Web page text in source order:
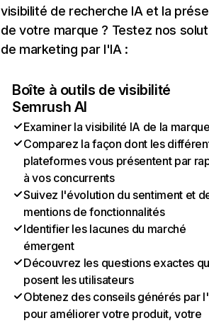
visibilité de recherche IA et la
de votre marque ? Testez nos
de marketing par l'IA :
Boîte à outils de visibilité
Semrush AI
Examiner la visibilité IA de la
Comparez la façon dont les
plateformes vous présentent par
à vos concurrents
Suivez l'évolution du sentiment et
mentions de fonctionnalités
Identifier les lacunes du marché
émergent
Découvrez les questions exactes
posent les utilisateurs
Obtenez des conseils générés par
pour améliorer votre produit, votre